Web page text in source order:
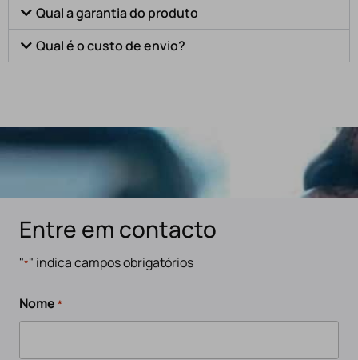
Qual a garantia do produto
Qual é o custo de envio?
Entre em contacto
"*" indica campos obrigatórios
Nome *